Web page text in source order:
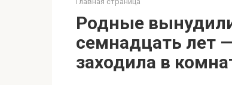
Родные
семнадцать лет
заходила в